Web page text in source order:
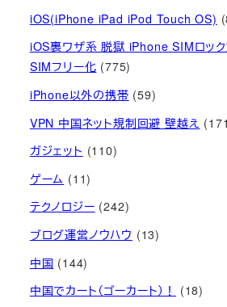
iOS(iPhone iPad iPod Touch OS)
iOS裏ワザ系 脱獄 iPhone SIMロック
SIMフリー化 (775)
iPhone以外の携帯 (59)
VPN 中国ネット規制回避 壁越え
ガジェット (110)
ゲーム (11)
テクノロジー (242)
ブログ運営ノウハウ (13)
中国 (144)
中国でカート（ゴーカート）！
(18)